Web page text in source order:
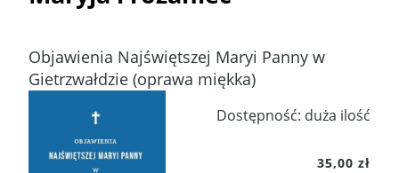
Objawienia Najświętszej Maryi Panny w
Gietrzwałdzie (oprawa miękka)
Dostępność: duża ilość
35,00 zł